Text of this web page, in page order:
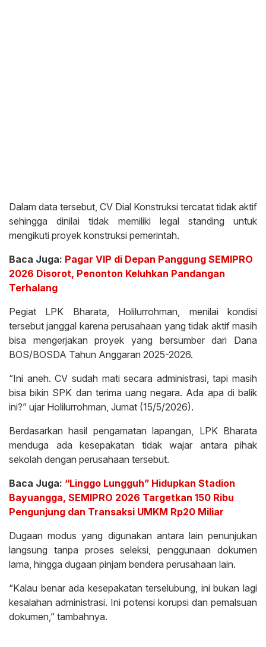
Dalam data tersebut, CV Dial Konstruksi tercatat tidak aktif
sehingga dinilai tidak memiliki legal standing untuk
mengikuti proyek konstruksi pemerintah.
Baca Juga: Pagar VIP di Depan Panggung SEMIPRO
2026 Disorot, Penonton Keluhkan Pandangan
Terhalang
Pegiat LPK Bharata, Holilurrohman, menilai kondisi
tersebut janggal karena perusahaan yang tidak aktif masih
bisa mengerjakan proyek yang bersumber dari Dana
BOS/BOSDA Tahun Anggaran 2025-2026.
“Ini aneh. CV sudah mati secara administrasi, tapi masih
bisa bikin SPK dan terima uang negara. Ada apa di balik
ini?” ujar Holilurrohman, Jumat (15/5/2026).
Berdasarkan hasil pengamatan lapangan, LPK Bharata
menduga ada kesepakatan tidak wajar antara pihak
sekolah dengan perusahaan tersebut.
Baca Juga: “Linggo Lungguh” Hidupkan Stadion
Bayuangga, SEMIPRO 2026 Targetkan 150 Ribu
Pengunjung dan Transaksi UMKM Rp20 Miliar
Dugaan modus yang digunakan antara lain penunjukan
langsung tanpa proses seleksi, penggunaan dokumen
lama, hingga dugaan pinjam bendera perusahaan lain.
“Kalau benar ada kesepakatan terselubung, ini bukan lagi
kesalahan administrasi. Ini potensi korupsi dan pemalsuan
dokumen,” tambahnya.